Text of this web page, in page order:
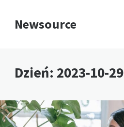
Newsource
Dzień: 2023-10-29